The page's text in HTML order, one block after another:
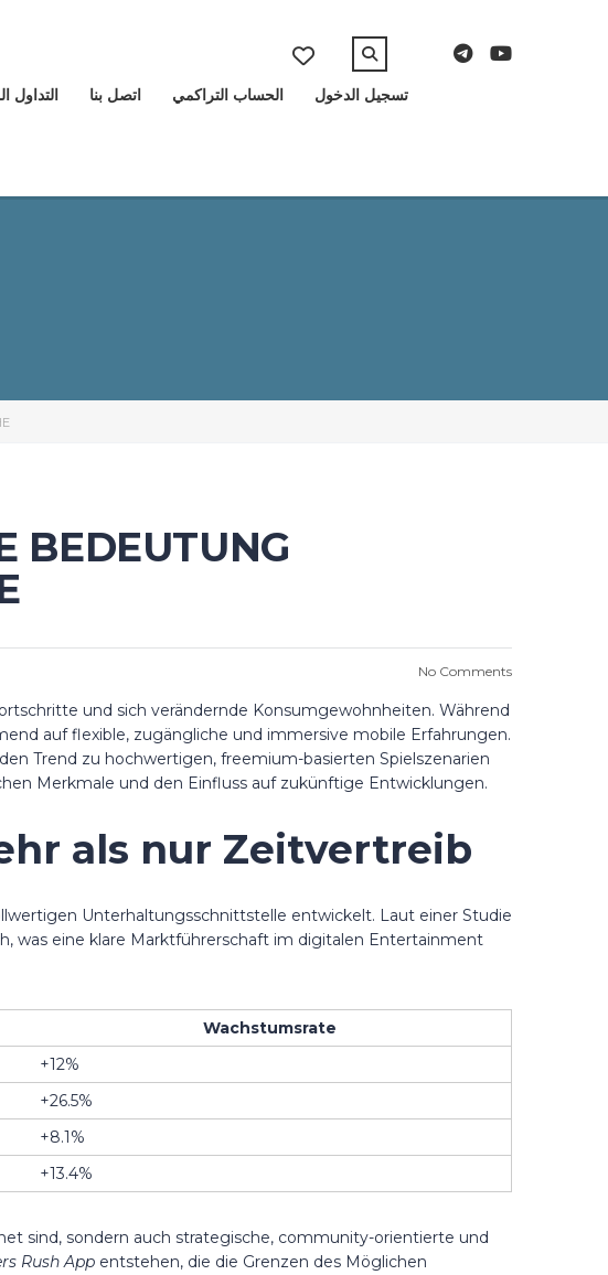
التداول اتصل بنا الحساب التراكمي تسجيل الدخول
BEDEUTUNG
No Comments
und sich verändernde Konsumgewohnheiten. Während
auf flexible, zugängliche und immersive mobile Erfahrungen.
Trend zu hochwertigen, freemium-basierten Spielszenarien
Merkmale und den Einfluss auf zukünftige Entwicklungen.
als nur Zeitvertreib
Unterhaltungsschnittstelle entwickelt. Laut einer Studie
was eine klare Marktführerschaft im digitalen Entertainment
Wachstumsrate
+12%
+26.5%
+8.1%
+13.4%
sind, sondern auch strategische, community-orientierte und
Rush App entstehen, die die Grenzen des Möglichen